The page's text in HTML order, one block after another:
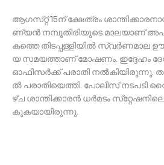
ആ​ഗ​സ്​​റ്റ് 15ന്​ ​ക്ഷേ​ത്രം
ണ്യ​ൻ ന​മ്പൂ​തി​രി​യു​ടെ മാ​ല​യാ​ണ്
ക​ത്തെ തി​ട​പ്പ​ള്ളി​യി​ൽ സ്വ​ർ​ണ​മാ​ല
യ സ​മ​യ​ത്താ​ണ് മോ​ഷ​ണം. ഇ​ദ്ദേ​ഹം
ഓ​ഫി​സ​ർ​ക്ക് പ​രാ​തി ന​ൽ​കി​യി​രു​ന്നു.
ൽ പ​രാ​തി​യെ​ത്തി. പോ​ലീ​സ്
ഴ്ച ശാ​ന്തി​ക്കാ​ര​ൻ ധ​ർ​മ​ടം
കു​ക​യാ​യി​രു​ന്നു.